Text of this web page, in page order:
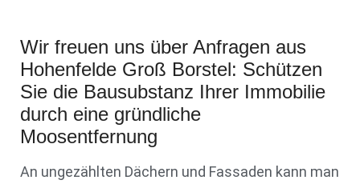
Wir freuen uns über Anfragen aus
Hohenfelde Groß Borstel: Schützen
Sie die Bausubstanz Ihrer Immobilie
durch eine gründliche
Moosentfernung
An ungezählten Dächern und Fassaden kann man